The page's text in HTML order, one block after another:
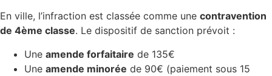
En ville, l’infraction est classée comme une contravention
de 4ème classe. Le dispositif de sanction prévoit :
Une amende forfaitaire de 135€
Une amende minorée de 90€ (paiement sous 15